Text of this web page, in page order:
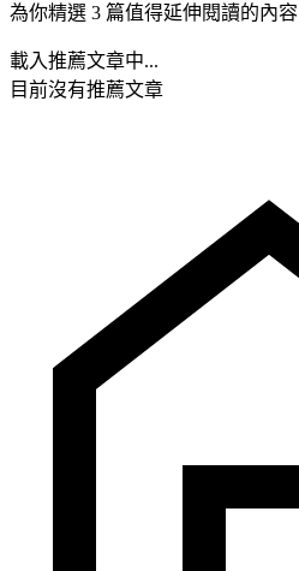
為你精選 3 篇值得延伸閱讀的內容
載入推薦文章中...
目前沒有推薦文章